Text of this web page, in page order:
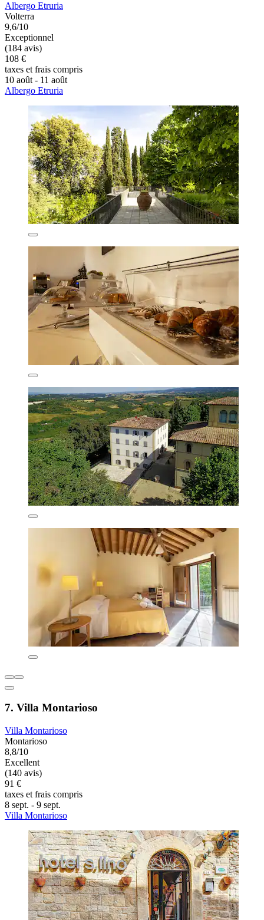
Albergo Etruria
Volterra
9,6/10
Exceptionnel
(184 avis)
108 €
taxes et frais compris
10 août - 11 août
Albergo Etruria
7. Villa Montarioso
Villa Montarioso
Montarioso
8,8/10
Excellent
(140 avis)
91 €
taxes et frais compris
8 sept. - 9 sept.
Villa Montarioso